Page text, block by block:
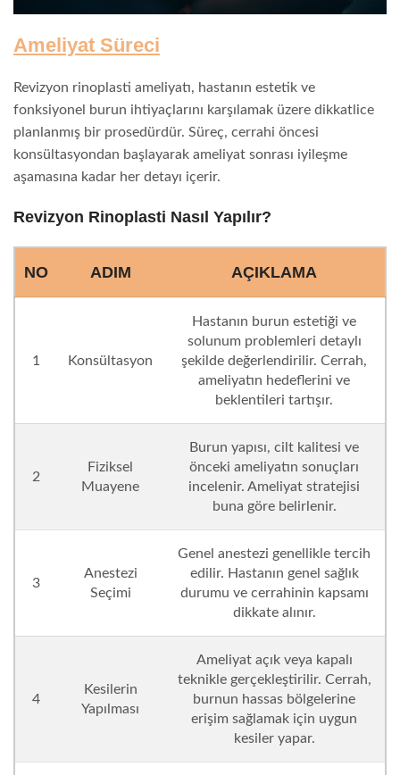
Ameliyat Süreci
Revizyon rinoplasti ameliyatı, hastanın estetik ve
fonksiyonel burun ihtiyaçlarını karşılamak üzere dikkatlice
planlanmış bir prosedürdür. Süreç, cerrahi öncesi
konsültasyondan başlayarak ameliyat sonrası iyileşme
aşamasına kadar her detayı içerir.
Revizyon Rinoplasti Nasıl Yapılır?
NO ADIM AÇIKLAMA
1 Konsültasyon
Hastanın burun estetiği ve
solunum problemleri detaylı
şekilde değerlendirilir. Cerrah,
ameliyatın hedeflerini ve
beklentileri tartışır.
2
Fiziksel
Muayene
Burun yapısı, cilt kalitesi ve
önceki ameliyatın sonuçları
incelenir. Ameliyat stratejisi
buna göre belirlenir.
3
Anestezi
Seçimi
Genel anestezi genellikle tercih
edilir. Hastanın genel sağlık
durumu ve cerrahinin kapsamı
dikkate alınır.
4
Kesilerin
Yapılması
Ameliyat açık veya kapalı
teknikle gerçekleştirilir. Cerrah,
burnun hassas bölgelerine
erişim sağlamak için uygun
kesiler yapar.